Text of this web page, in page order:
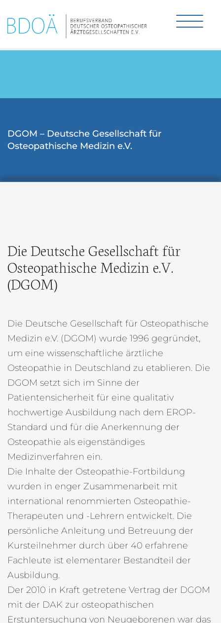
DGOM – Deutsche Gesellschaft für
Osteopathische Medizin e.V.
Die Deutsche Gesellschaft für
Osteopathische Medizin e.V.
(DGOM)
Die Deutsche Gesellschaft für Osteopathische
Medizin e.V. (DGOM) wurde 1996 gegründet,
um eine wissenschaftliche ärztliche
Osteopathie in Deutschland zu etablieren. Die
DGOM setzt sich im Sinne der
Patientensicherheit für eine qualitativ
hochwertige Ausbildung nach dem EROP-
Standard und für die Anerkennung der
Osteopathie als eigenständiges
Medizinverfahren ein.
Die Inhalte der Osteopathie-Fortbildung
wurden in enger Zusammenarbeit mit
international renommierten Osteopathie-
Therapeuten und -Lehrern entwickelt. Die
persönliche Anleitung und Betreuung der
Kursteilnehmer durch über 40 erfahrene
Fachleute ist elementarer Bestandteil der
Ausbildung.
Der 2010 in Kraft getretene Vertrag der DGOM
mit der DAK zur osteopathischen
Erstuntersuchung von Neugeborenen war das